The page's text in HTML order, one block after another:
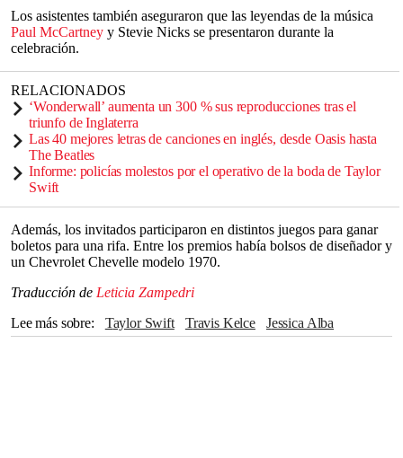
Los asistentes también aseguraron que las leyendas de la música
Paul McCartney y Stevie Nicks se presentaron durante la
celebración.
RELACIONADOS
‘Wonderwall’ aumenta un 300 % sus reproducciones tras el
triunfo de Inglaterra
Las 40 mejores letras de canciones en inglés, desde Oasis hasta
The Beatles
Informe: policías molestos por el operativo de la boda de Taylor
Swift
Además, los invitados participaron en distintos juegos para ganar
boletos para una rifa. Entre los premios había bolsos de diseñador y
un Chevrolet Chevelle modelo 1970.
Traducción de Leticia Zampedri
Lee más sobre
Taylor Swift Travis Kelce
Jessica Alba